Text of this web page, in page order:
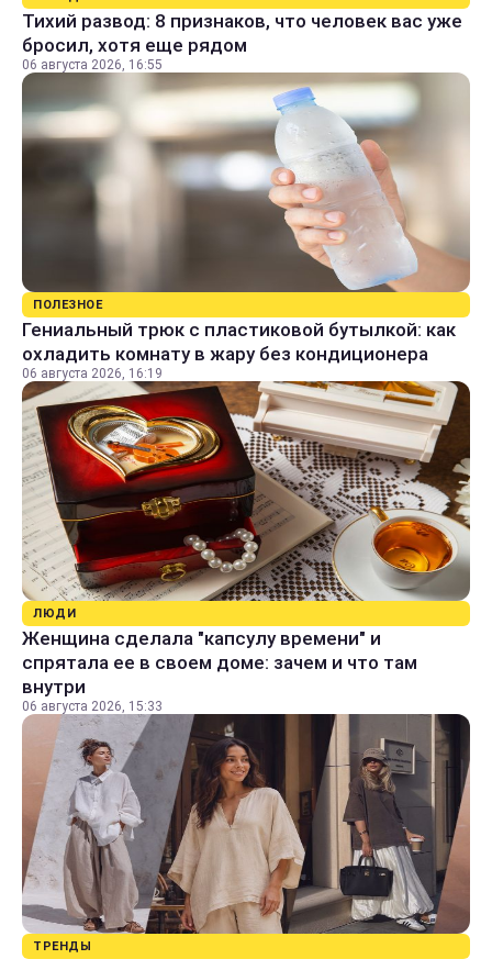
Тихий развод: 8 признаков, что человек вас уже
бросил, хотя еще рядом
06 августа 2026, 16:55
ПОЛЕЗНОЕ
Гениальный трюк с пластиковой бутылкой: как
охладить комнату в жару без кондиционера
06 августа 2026, 16:19
ЛЮДИ
Женщина сделала "капсулу времени" и
спрятала ее в своем доме: зачем и что там
внутри
06 августа 2026, 15:33
ТРЕНДЫ